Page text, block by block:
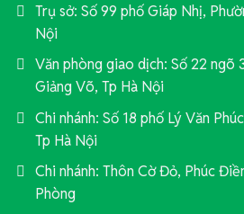
Trụ sở: Số 99 phố Giáp Nhị,
Nội
Văn phòng giao dịch: Số 22 ngõ
Giảng Võ, Tp Hà Nội
Chi nhánh: Số 18 phố Lý Văn
Tp Hà Nội
Chi nhánh: Thôn Cờ Đỏ, Phúc
Phòng